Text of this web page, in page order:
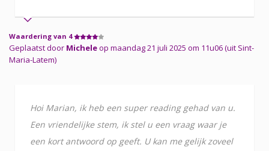
Waardering van 4
Geplaatst door Micheleop maandag 21 juli 2025 om 11u06 (uit Sint-
Maria-Latem)
Hoi Marian, ik heb een super reading gehad van u.
Een vriendelijke stem, ik stel u een vraag waar je
een kort antwoord op geeft. U kan me gelijk zoveel